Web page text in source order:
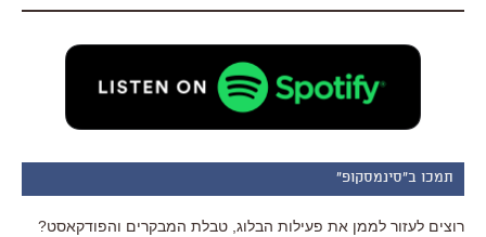
תמכו ב"סינמסקופ"
רוצים לעזור לממן את פעילות הבלוג, טבלת המבקרים והפודקאסט?